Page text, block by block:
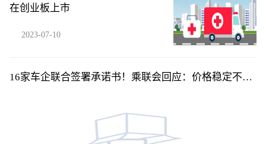
在创业板上市
2023-07-10
16家车企联合签署承诺书！乘联会回应：价格稳定不是